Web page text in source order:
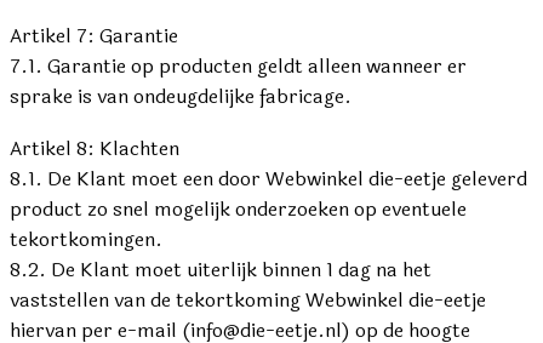
Artikel 7: Garantie
7.1. Garantie op producten geldt alleen wanneer er
sprake is van ondeugdelijke fabricage.
Artikel 8: Klachten
8.1. De Klant moet een door Webwinkel die-eetje geleverd
product zo snel mogelijk onderzoeken op eventuele
tekortkomingen.
8.2. De Klant moet uiterlijk binnen 1 dag na het
vaststellen van de tekortkoming Webwinkel die-eetje
hiervan per e-mail (info@die-eetje.nl) op de hoogte